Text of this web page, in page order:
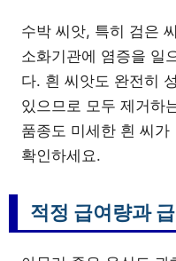
수박 씨앗, 특히 검은
소화기관에 염증을 일
다. 흰 씨앗도 완전히
있으므로 모두 제거하
품종도 미세한 흰 씨가
확인하세요.
적정 급여량과